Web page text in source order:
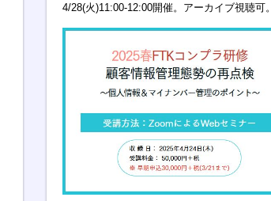
4/28(火)11:00-12:00開催。アーカイブ視聴可。